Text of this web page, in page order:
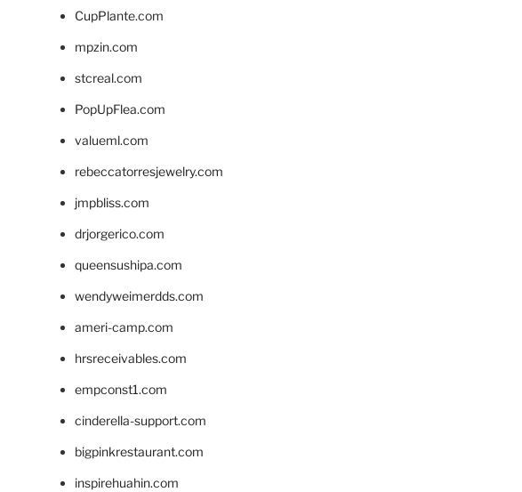
CupPlante.com
mpzin.com
stcreal.com
PopUpFlea.com
valueml.com
rebeccatorresjewelry.com
jmpbliss.com
drjorgerico.com
queensushipa.com
wendyweimerdds.com
ameri-camp.com
hrsreceivables.com
empconst1.com
cinderella-support.com
bigpinkrestaurant.com
inspirehuahin.com